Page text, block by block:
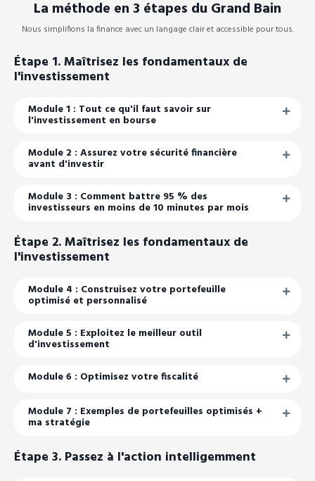
La méthode en 3 étapes du Grand Bain
Nous simplifions la finance avec un langage clair et accessible pour tous.
Étape 1. Maîtrisez les fondamentaux de
l'investissement
Module 1 : Tout ce qu'il faut savoir sur
l'investissement en bourse
Module 2 : Assurez votre sécurité financière
avant d'investir
Module 3 : Comment battre 95 % des
investisseurs en moins de 10 minutes par mois
Étape 2. Maîtrisez les fondamentaux de
l'investissement
Module 4 : Construisez votre portefeuille
optimisé et personnalisé
Module 5 : Exploitez le meilleur outil
d'investissement
Module 6 : Optimisez votre fiscalité
Module 7 : Exemples de portefeuilles optimisés +
ma stratégie
Étape 3. Passez à l'action intelligemment